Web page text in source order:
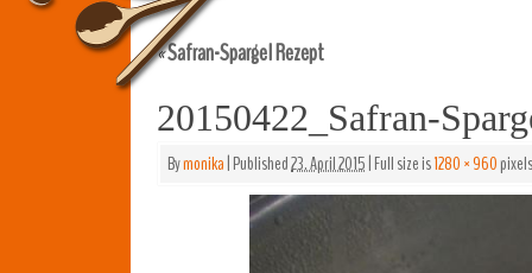
«Safran-Spargel Rezept
20150422_Safran-
Bymonika|Published23. April 2015|Full size is1280 × 960pixels